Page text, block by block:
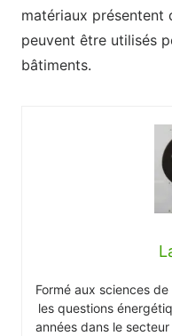
matériaux présentent
peuvent être utilisés
bâtiments.
Formé aux sciences
les questions
années dans le